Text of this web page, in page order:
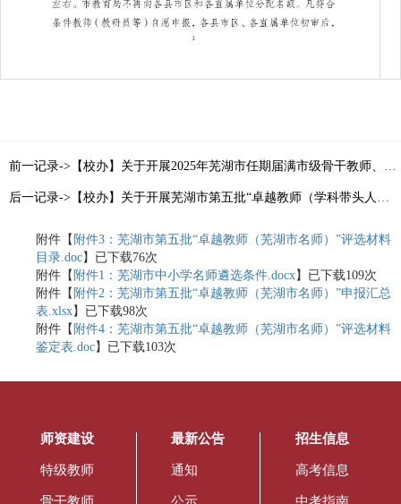
前一记录->【校办】关于开展2025年芜湖市任期届满市级骨干教师、学科带头人重新认定工作的通知
后一记录->【校办】关于开展芜湖市第五批“卓越教师（学科带头人）”评选工作的通知
附件【 附件3：芜湖市第五批“卓越教师（芜湖市名师）”评选材料
目录.doc】已下载76次
附件【 附件1：芜湖市中小学名师遴选条件.docx】已下载109次
附件【 附件2：芜湖市第五批“卓越教师（芜湖市名师）”申报汇总
表.xlsx】已下载98次
附件【 附件4：芜湖市第五批“卓越教师（芜湖市名师）”评选材料
鉴定表.doc】已下载103次
师资建设
特级教师
最新公告
通知
招生信息
高考信息